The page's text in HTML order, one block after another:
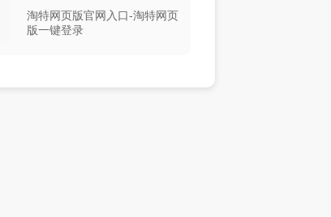
淘特网页版官网入口-淘特网页
版一键登录